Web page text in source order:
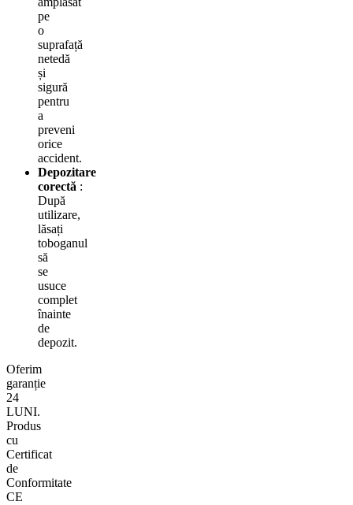
pe
o
suprafață
netedă
și
sigură
pentru
a
preveni
orice
accident.
Depozitare
corectă :
După
utilizare,
lăsați
toboganul
să
se
usuce
complet
înainte
de
depozit.
Oferim
garanție
24
LUNI.
Produs
cu
Certificat
de
Conformitate
CE